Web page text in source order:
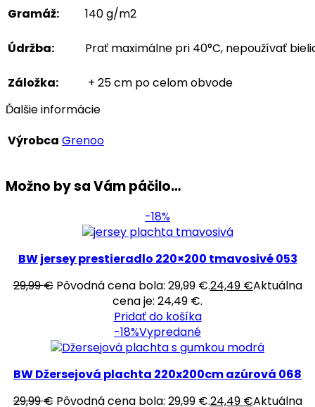
Gramáž: 140 g/m2
Údržba: Prať maximálne pri 40°C, nepoužívať
Záložka:
+ 25 cm po celom obvode
Ďalšie informácie
Výrobca Grenoo
Možno by sa Vám páčilo…
-18%
BW jersey prestieradlo 220×200 tmavosivé 053
29,99€ Pôvodná cena bola: 29,99 €.24,49 €Aktuálna
cena je: 24,49 €.
Pridať do košíka
-18%Vypredané
BW Džersejová plachta 220x200cm azúrová 068
29,99€ Pôvodná cena bola: 29,99 €.24,49 €Aktuálna